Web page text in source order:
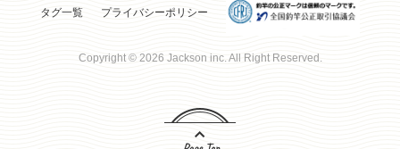
タグ一覧 プライバシーポリシー
Copyright © 2026 Jackson inc. All Right Reserved.